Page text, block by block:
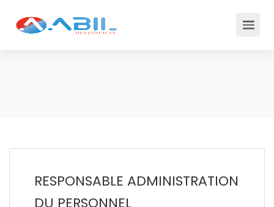
RESPONSABLE ADMINISTRATION
DU PERSONNEL